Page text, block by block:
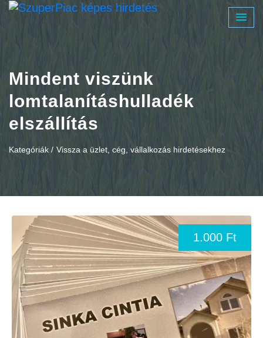
Mindent viszünk
lomtalanításhulladék
elszállítás
Kategóriák / Vissza a üzlet, cég, vállalkozás hirdetésekhez
1.000 Ft